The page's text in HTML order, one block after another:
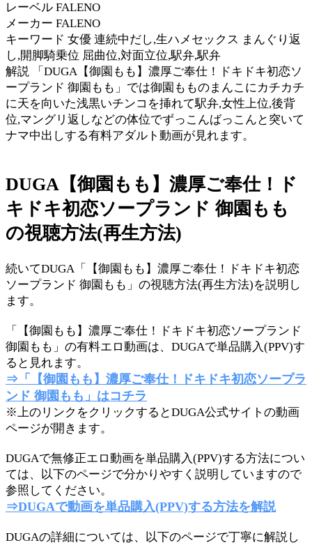
レーベル FALENO
メーカー FALENO
キーワード 女優 連続中だし,生ハメセックス まんぐり返
し,開脚騎乗位 屈曲位,対面立位,駅弁,駅弁
解説 「DUGA【御園もも】濃厚ご奉仕！ドキドキ初恋ソ
ープランド 御園もも」では御園もものまんこにカチカチ
に天を向いた浅黒いチンコを挿れて駅弁,女性上位,後背
位,マングリ返しなどの体位でずっこんばっこんと突いて
ナマ中出しする有料アダルト動画が見れます。
DUGA【御園もも】濃厚ご奉仕！ド
キドキ初恋ソープランド 御園もも
の視聴方法(再生方法)
続いてDUGA「【御園もも】濃厚ご奉仕！ドキドキ初恋
ソープランド 御園もも」の視聴方法(再生方法)を説明し
ます。
「【御園もも】濃厚ご奉仕！ドキドキ初恋ソープランド
御園もも」の有料エロ動画は、DUGAで単品購入(PPV)す
ると見れます。
⇒「【御園もも】濃厚ご奉仕！ドキドキ初恋ソープラ
ンド 御園もも」はコチラ
※上のリンクをクリックするとDUGA公式サイトの動画
ページが開きます。
DUGAで無修正エロ動画を単品購入(PPV)する方法につい
ては、以下のページで分かりやすく説明していますので
参照してください。
⇒DUGAで動画を単品購入(PPV)する方法を解説
DUGAの詳細については、以下のページで丁寧に解説し